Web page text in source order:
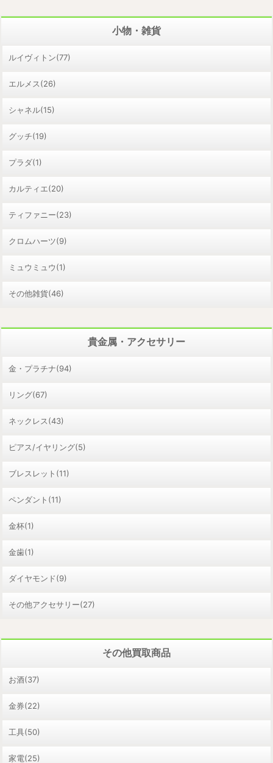
小物・雑貨
ルイヴィトン(77)
エルメス(26)
シャネル(15)
グッチ(19)
プラダ(1)
カルティエ(20)
ティファニー(23)
クロムハーツ(9)
ミュウミュウ(1)
その他雑貨(46)
貴金属・アクセサリー
金・プラチナ(94)
リング(67)
ネックレス(43)
ピアス/イヤリング(5)
ブレスレット(11)
ペンダント(11)
金杯(1)
金歯(1)
ダイヤモンド(9)
その他アクセサリー(27)
その他買取商品
お酒(37)
金券(22)
工具(50)
家電(25)